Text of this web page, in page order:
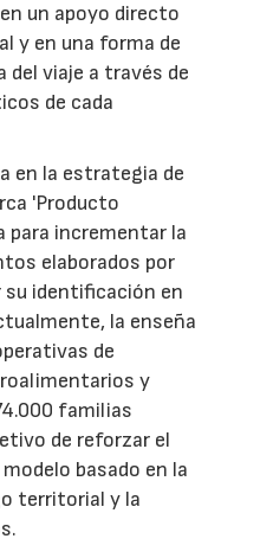
un apoyo directo
y en una forma de
del viaje a través de
de cada
en la estrategia de
'Producto
para incrementar la
elaborados por
identificación en
la enseña
de
y
familias
de reforzar el
basado en la
territorial y la